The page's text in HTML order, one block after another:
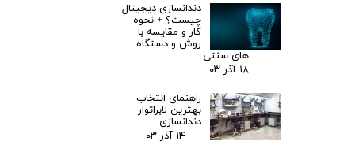
دندانسازی دیجیتال
چیست؟ + نحوه
کار و مقایسه با
روش و دستگاه
های سنتی
۱۸ آذر ۰۳
راهنمای انتخاب
بهترین لابراتوار
دندانسازی
۱۴ آذر ۰۳